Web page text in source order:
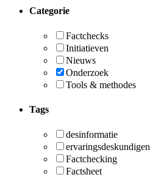
Categorie
Factchecks
Initiatieven
Nieuws
Onderzoek
Tools & methodes
Tags
desinformatie
ervaringsdeskundigen
Factchecking
Factsheet